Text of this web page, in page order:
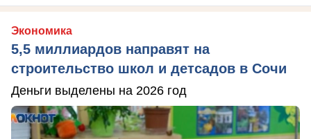
Экономика
5,5 миллиардов направят на
строительство школ и детсадов в Сочи
Деньги выделены на 2026 год